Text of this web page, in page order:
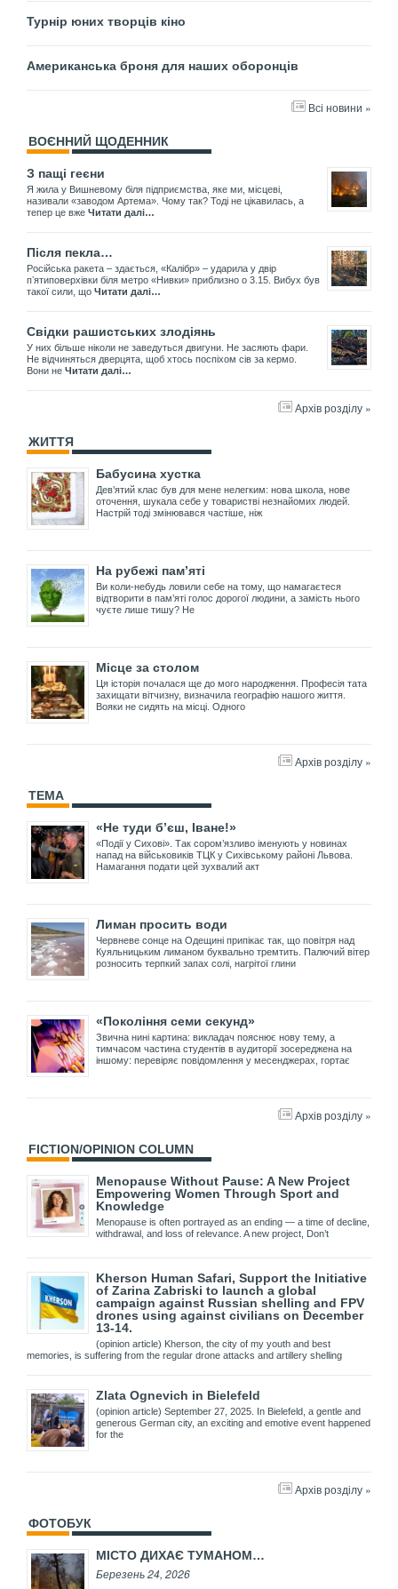
Турнір юних творців кіно
Американська броня для наших оборонців
Всі новини »
ВОЄННИЙ ЩОДЕННИК
З пащі геєни
Я жила у Вишневому біля підприємства, яке ми, місцеві,
називали «заводом Артема». Чому так? Тоді не цікавилась, а
тепер це вже Читати далі…
Після пекла…
Російська ракета – здається, «Калібр» – ударила у двір
пʼятиповерхівки біля метро «Нивки» приблизно о 3.15. Вибух був
такої сили, що Читати далі…
Свідки рашистських злодіянь
У них більше ніколи не заведуться двигуни. Не засяють фари.
Не відчиняться дверцята, щоб хтось поспіхом сів за кермо.
Вони не Читати далі…
Архів розділу »
ЖИТТЯ
Бабусина хустка
Дев’ятий клас був для мене нелегким: нова школа, нове
оточення, шукала себе у товаристві незнайомих людей.
Настрій тоді змінювався частіше, ніж
На рубежі пам’яті
Ви коли-небудь ловили себе на тому, що намагаєтеся
відтворити в пам’яті голос дорогої людини, а замість нього
чуєте лише тишу? Не
Місце за столом
Ця історія почалася ще до мого народження. Професія тата
захищати вітчизну, визначила географію нашого життя.
Вояки не сидять на місці. Одного
Архів розділу »
ТЕМА
«Не туди б’єш, Іване!»
«Події у Сихові». Так сором’язливо іменують у новинах
напад на військовиків ТЦК у Сихівському районі Львова.
Намагання подати цей зухвалий акт
Лиман просить води
Червневе сонце на Одещині припікає так, що повітря над
Куяльницьким лиманом буквально тремтить. Палючий вітер
розносить терпкий запах солі, нагрітої глини
«Покоління семи секунд»
Звична нині картина: викладач пояснює нову тему, а
тимчасом частина студентів в аудиторії зосереджена на
іншому: перевіряє повідомлення у месенджерах, гортає
Архів розділу »
FICTION/OPINION COLUMN
Menopause Without Pause: A New Project
Empowering Women Through Sport and
Knowledge
Menopause is often portrayed as an ending — a time of decline,
withdrawal, and loss of relevance. A new project, Don’t
Kherson Human Safari, Support the Initiative
of Zarina Zabriski to launch a global
campaign against Russian shelling and FPV
drones using against civilians on December
13-14.
(opinion article) Kherson, the city of my youth and best
memories, is suffering from the regular drone attacks and artillery shelling
Zlata Ognevich in Bielefeld
(opinion article) September 27, 2025. In Bielefeld, a gentle and
generous German city, an exciting and emotive event happened
for the
Архів розділу »
ФОТОБУК
МІСТО ДИХАЄ ТУМАНОМ…
Березень 24, 2026